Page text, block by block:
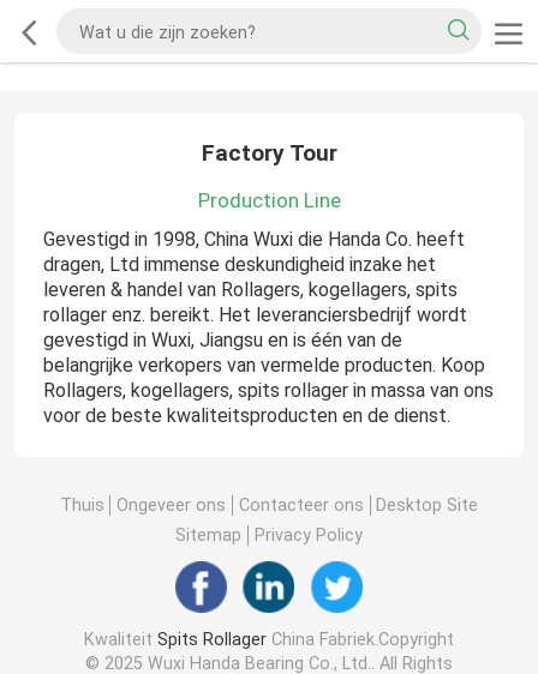
Factory Tour
Production Line
Gevestigd in 1998, China Wuxi die Handa Co. heeft
dragen, Ltd immense deskundigheid inzake het
leveren & handel van Rollagers, kogellagers, spits
rollager enz. bereikt. Het leveranciersbedrijf wordt
gevestigd in Wuxi, Jiangsu en is één van de
belangrijke verkopers van vermelde producten. Koop
Rollagers, kogellagers, spits rollager in massa van ons
voor de beste kwaliteitsproducten en de dienst.
Thuis Ongeveer ons Contacteer ons
Desktop Site
Sitemap
Privacy Policy
Kwaliteit Spits RollagerChina Fabriek.Copyright
© 2025 Wuxi Handa Bearing Co., Ltd.. All Rights